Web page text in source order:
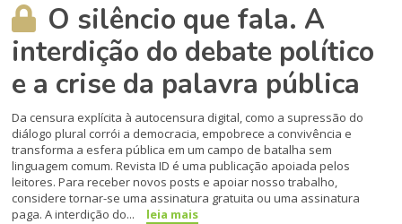
O silêncio que fala. A
interdição do debate político
e a crise da palavra pública
Da censura explícita à autocensura digital, como a supressão do
diálogo plural corrói a democracia, empobrece a convivência e
transforma a esfera pública em um campo de batalha sem
linguagem comum. Revista ID é uma publicação apoiada pelos
leitores. Para receber novos posts e apoiar nosso trabalho,
considere tornar-se uma assinatura gratuita ou uma assinatura
paga. A interdição do...
leia mais